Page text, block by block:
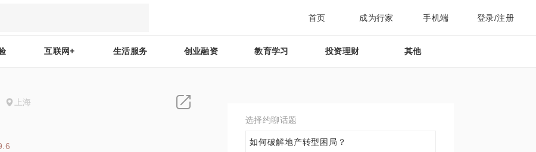
首页 成为行家 手机端 登录/注册
互联网+ 生活服务 创业融资 教育学习 投资理财 其他
上海
选择约聊话题
如何破解地产转型困局？